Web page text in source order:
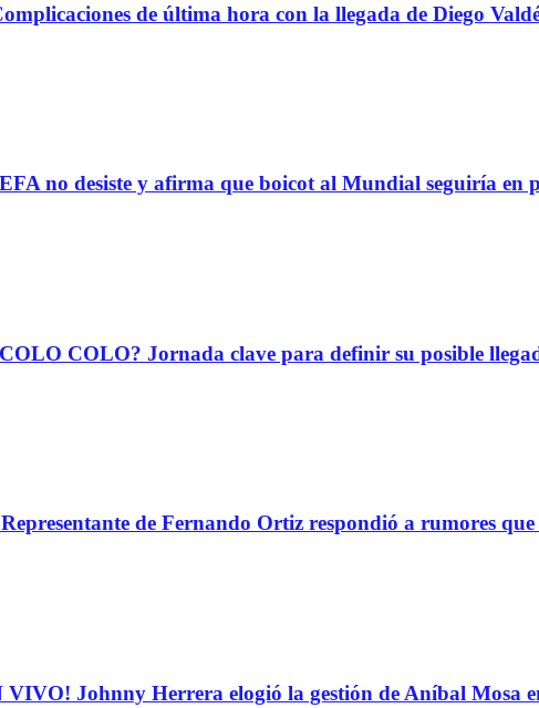
de última hora con la llegada de Diego
no desiste y afirma que boicot al Mundial seguiría en
COLO? Jornada clave para definir su posible
de Fernando Ortiz respondió a rumores
Johnny Herrera elogió la gestión de Aníbal Mosa